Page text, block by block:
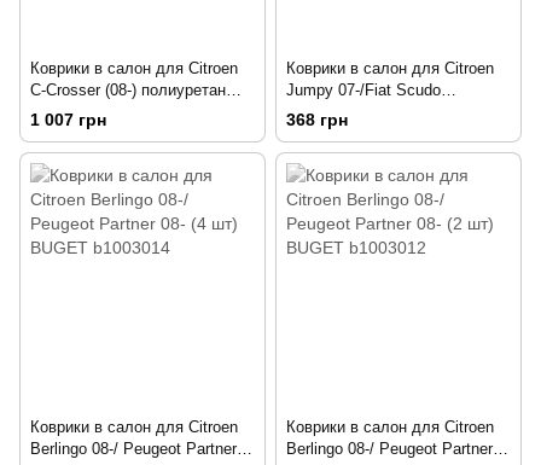
Коврики в салон для Citroen
C-Crosser (08-) полиуретан
NPA11-C14-400 (Po-14-50)
1 007 грн
Коврики в салон для Citroen
Jumpy 07-/Fiat Scudo
07-/Peugeot Expert 07- (3 шт)
BUGET b1006123
368 грн
Коврики в салон для Citroen
Berlingo 08-/ Peugeot Partner
Коврики в салон для Citroen
Berlingo 08-/ Peugeot Partner